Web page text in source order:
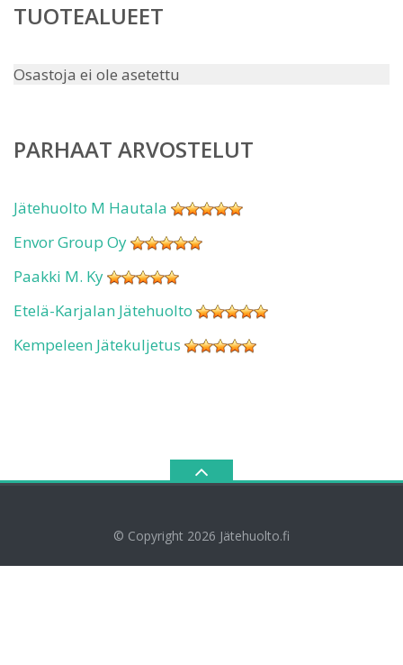
TUOTEALUEET
Osastoja ei ole asetettu
PARHAAT ARVOSTELUT
Jätehuolto M Hautala
Envor Group Oy
Paakki M. Ky
Etelä-Karjalan Jätehuolto
Kempeleen Jätekuljetus
© Copyright 2026 Jätehuolto.fi